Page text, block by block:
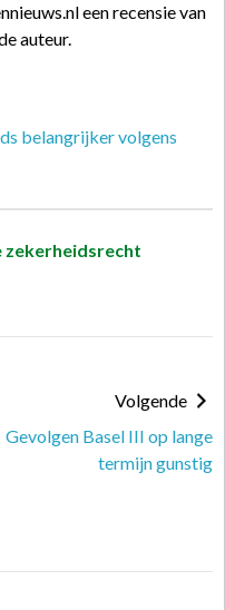
een recensie van
auteur.
belangrijker volgens
zekerheidsrecht
Volgende
Gevolgen Basel III op lange
termijn gunstig